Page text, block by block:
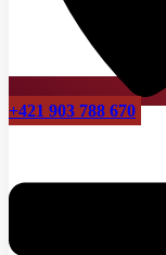
+421 903 788 670